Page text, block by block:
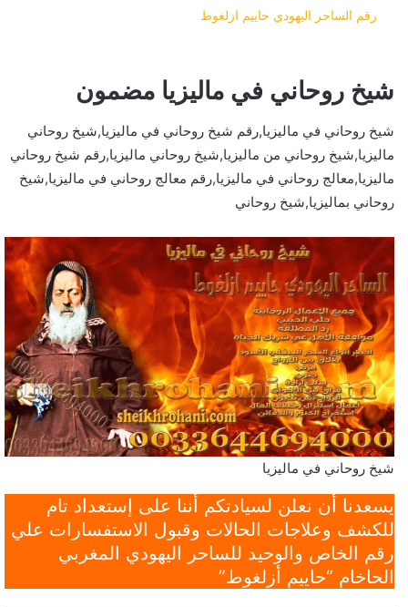
رقم الساحر اليهودي حاييم ازلغوط
شيخ روحاني في ماليزيا مضمون
شيخ روحاني في ماليزيا,رقم شيخ روحاني في ماليزيا,شيخ روحاني
ماليزيا,شيخ روحاني من ماليزيا,شيخ روحاني ماليزيا,رقم شيخ روحاني
ماليزيا,معالج روحاني في ماليزيا,رقم معالج روحاني في ماليزيا,شيخ
روحاني بماليزيا,شيخ روحاني
شيخ روحاني في ماليزيا
يسعدنا أن نعلن لسيادتكم أننا على إستعداد تام
للكشف وعلاجات الحالات وقبول الاستفسارات علي
رقم الخاص والوحيد للساحر اليهودي المغربي
الحاخام “حاييم أزلغوط”